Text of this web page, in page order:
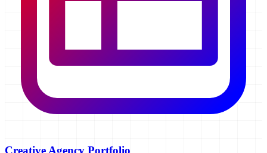
Creative Agency Portfolio